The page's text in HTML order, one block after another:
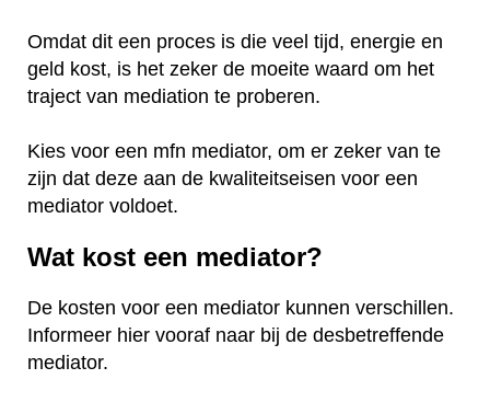
Omdat dit een proces is die veel tijd, energie en
geld kost, is het zeker de moeite waard om het
traject van mediation te proberen.
Kies voor een mfn mediator, om er zeker van te
zijn dat deze aan de kwaliteitseisen voor een
mediator voldoet.
Wat kost een mediator?
De kosten voor een mediator kunnen verschillen.
Informeer hier vooraf naar bij de desbetreffende
mediator.